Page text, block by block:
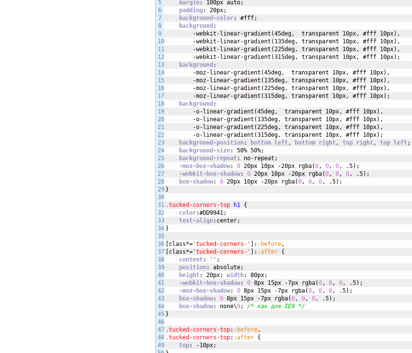
5
6
7
8
9
10
11
12
13
14
15
16
17
18
19
20
21
22
23
24
25
26
27
28
29
30
31
32
33
34
35
36
37
38
39
40
41
42
43
44
45
46
47
48
49
margin: 100px auto;
padding: 20px;
background-color: #fff;
background :
        -webkit-linear-gradient
(45deg, transparent 10px, #fff 10px) ,
        -webkit-linear-gradient
( 135deg, transparent 10px, #fff 10px) ,
        -webkit-linear-gradient
(225deg, transparent 10px, #fff 10px) ,
        -webkit-linear-gradient
(315deg, transparent 10px, #fff 10px) ;
background :
        -moz-linear-gradient
(45deg, transparent 10px, #fff 10px) ,
        -moz-linear-gradient
( 135deg, transparent 10px, #fff 10px) ,
        -moz-linear-gradient
(225deg, transparent 10px, #fff 10px) ,
        -moz-linear-gradient
(315deg, transparent 10px, #fff 10px) ;
background :
        -o-linear-gradient
(45deg, transparent 10px, #fff 10px) ,
        -o-linear-gradient
( 135deg, transparent 10px, #fff 10px) ,
        -o-linear-gradient
(225deg, transparent 10px, #fff 10px) ,
        -o-linear-gradient
(315deg, transparent 10px, #fff 10px) ;
background-position: bottom left, bottom right, top right, top left;
background-size: 50% 50%;
background-repeat: no-repeat ;
-moz-box-shadow: 0 20px 10px -20px rgba(0, 0, 0, .5) ;
-webkit-box-shadow: 0 20px 10px -20px rgba(0, 0, 0, .5) ;
box-shadow: 0 20px 10px -20px rgba(0, 0, 0, .5) ;
}
.tucked-corners-top h1 {
color:#DD9941;
text-align: center;
}
class*='tucked-corners-' : :before,
class*='tucked-corners-' : :after {
content: '' ;
position: absolute;
height: 20px; width: 80px;
-webkit-box-shadow: 0 8px 15px -7px rgba(0, 0, 0, .5) ;
-moz-box-shadow: 0 8px 15px -7px rgba(0, 0, 0, .5) ;
box-shadow: 0 8px 15px -7px rgba(0, 0, 0, .5) ;
box-shadow: none\9;
/* хак для IE9 */
}
.tucked-corners-top: :before,
.tucked-corners-top: :after {
top: -10px;